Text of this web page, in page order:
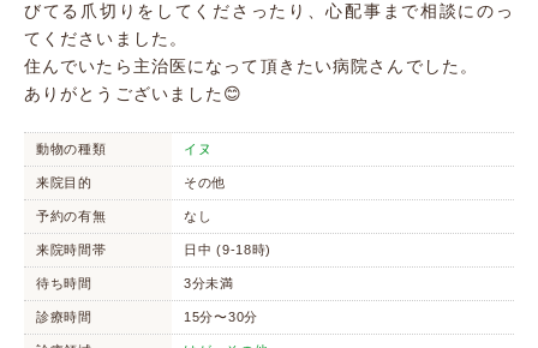
びてる爪切りをしてくださったり、心配事まで相談にのっ
てくださいました。
住んでいたら主治医になって頂きたい病院さんでした。
ありがとうございました😊
動物の種類 イヌ
来院目的 その他
予約の有無 なし
来院時間帯 日中 (9-18時)
待ち時間 3分未満
診療時間 15分〜30分